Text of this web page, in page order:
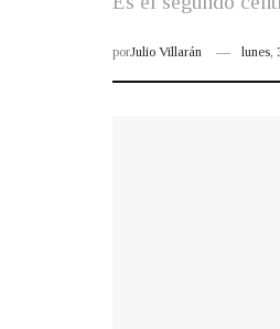
porJulio Villarán lunes,